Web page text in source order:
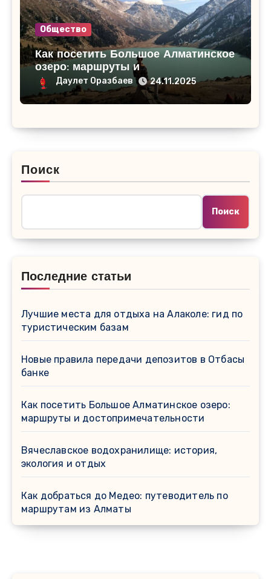
Общество
Как посетить Большое Алматинское
озеро: маршруты и
достопримечательности
Даулет Оразбаев 24.11.2025
Поиск
Поиск
Последние статьи
Лучшие места для отдыха на Алаколе: гид по
туристическим базам
Новые правила передачи депозитов в Отбасы
банке
Как посетить Большое Алматинское озеро:
маршруты и достопримечательности
Вячеславское водохранилище: история,
экология и отдых
Как добраться до Медео: путеводитель по
маршрутам из Алматы